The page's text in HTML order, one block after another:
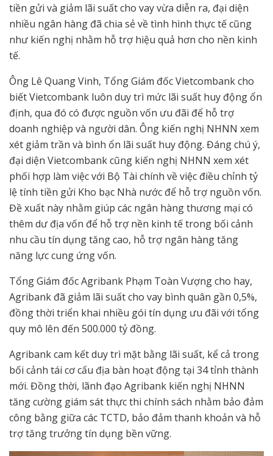
tiền gửi và giảm lãi suất cho vay vừa diễn ra, đại diện
nhiều ngân hàng đã chia sẻ về tình hình thực tế cũng
như kiến nghị nhằm hỗ trợ hiệu quả hơn cho nền kinh
tế.
Ông Lê Quang Vinh, Tổng Giám đốc Vietcombank cho
biết Vietcombank luôn duy trì mức lãi suất huy động ổn
định, qua đó có được nguồn vốn ưu đãi để hỗ trợ
doanh nghiệp và người dân. Ông kiến nghị NHNN xem
xét giảm trần và bình ổn lãi suất huy động. Đáng chú ý,
đại diện Vietcombank cũng kiến nghị NHNN xem xét
phối hợp làm việc với Bộ Tài chính về việc điều chỉnh tỷ
lệ tính tiền gửi Kho bạc Nhà nước để hỗ trợ nguồn vốn.
Đề xuất này nhằm giúp các ngân hàng thương mại có
thêm dư địa vốn để hỗ trợ nền kinh tế trong bối cảnh
nhu cầu tín dụng tăng cao, hỗ trợ ngân hàng tăng
năng lực cung ứng vốn.
Tổng Giám đốc Agribank Phạm Toàn Vượng cho hay,
Agribank đã giảm lãi suất cho vay bình quân gần 0,5%,
đồng thời triển khai nhiều gói tín dụng ưu đãi với tổng
quy mô lên đến 500.000 tỷ đồng.
Agribank cam kết duy trì mặt bằng lãi suất, kể cả trong
bối cảnh tái cơ cấu địa bàn hoạt động tại 34 tỉnh thành
mới. Đồng thời, lãnh đạo Agribank kiến nghị NHNN
tăng cường giám sát thực thi chính sách nhằm bảo đảm
công bằng giữa các TCTD, bảo đảm thanh khoản và hỗ
trợ tăng trưởng tín dụng bền vững.